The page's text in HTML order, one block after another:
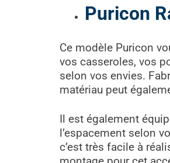
Puricon
Ce modèle Puricon
vos casseroles, vos
selon vos envies.
matériau peut
Il est également
l’espacement selon
c’est très facile à